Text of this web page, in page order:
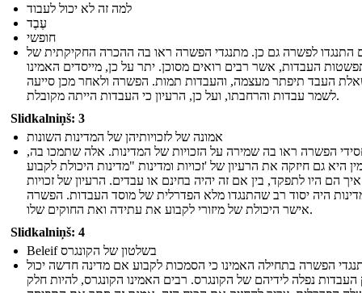
למה זה לא יכול לעבוד
עֶבֶד
חופשי
התנגדו לפשרה גם כן. מתנגדי הפשרה ראו בה ההכרה החקיקתית של
העבדות, אשר רבים רואים מסוכן. יתר על כן, מייסדים האמינו
העבד תיפתר מעצמה, והעבדות תמות. הפשרה ולאחר מכן סייעה
לשמר עבדות והרחבתו, ועל כן, הרעיון כי העבדות הייתה מקובלת.
Slidkalniņš: 3
אמונה של לזכויותיהן של המדינות השונות
הפשרה ראו בה שמירה על הזכויות של המדינות. אלה שתמכו בה,
היא גם חיזקה את הרעיון של 'זכויות ומדינות "מדינות היכולת לקבוע
איך הם היו לתפקד, בין אם זה יהיה בחינם או עבדים. הרעיון של זכויות
היה יסוד רב שהתנגדו מלא הפדרלית של מוסד העבדות. הפשרה
אישר היכולת של מיזורי לקבוע את עתידה ואת החוקים שלו.
Slidkalniņš: 4
Beleif בשלטון של הקונגרס
הפשרה בתחילה האמינו כי הסמכות לקבוע אם מדינה חדשה יכול
העבדות נפלה לידיהם של הקונגרס. רבים האמינו הקונגרס, להיות חלק